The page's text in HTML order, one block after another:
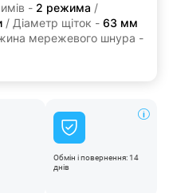
- 2 режима /
/ Діаметр щіток - 63 мм
мережевого шнура -
Обмін і повернення: 14
днів